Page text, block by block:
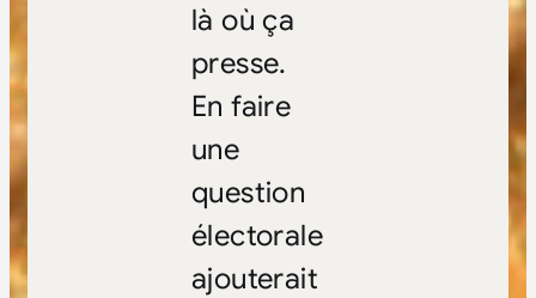
là où ça
presse.
En faire
une
question
électorale
ajouterait